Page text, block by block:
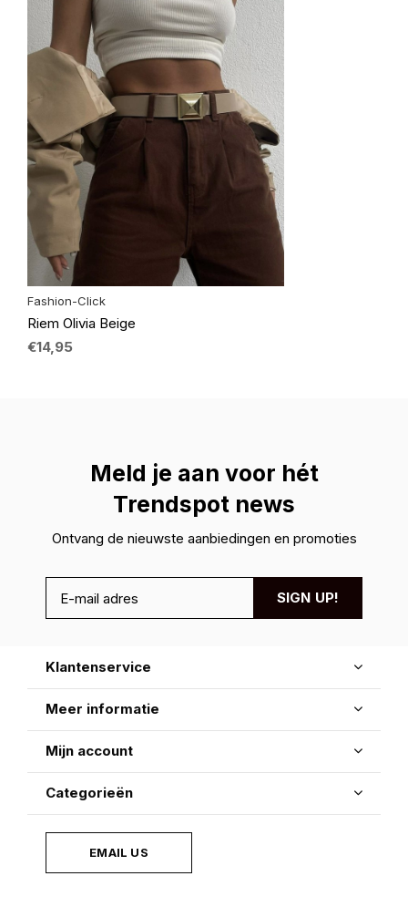
Fashion-Click
Riem Olivia Beige
€14,95
Meld je aan voor hét
Trendspot news
Ontvang de nieuwste aanbiedingen en promoties
SIGN UP!
Klantenservice
Meer informatie
Mijn account
Categorieën
EMAIL US